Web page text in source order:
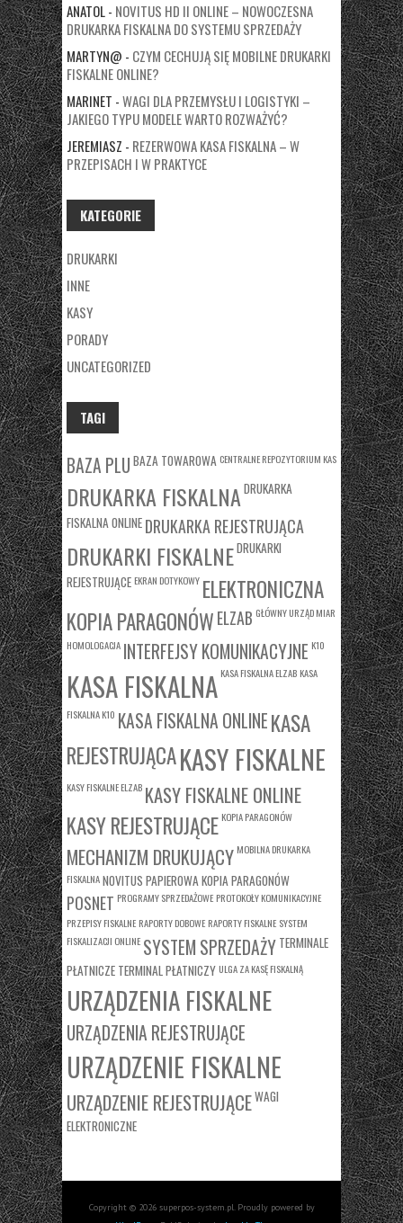
ANATOL- NOVITUS HD II ONLINE – NOWOCZESNA
DRUKARKA FISKALNA DO SYSTEMU SPRZEDAŻY
MARTYN@ - CZYM CECHUJĄ SIĘ MOBILNE DRUKARKI
FISKALNE ONLINE?
MARINET -WAGI DLA PRZEMYSŁU I LOGISTYKI –
JAKIEGO TYPU MODELE WARTO ROZWAŻYĆ?
JEREMIASZ - REZERWOWA KASA FISKALNA – W
PRZEPISACH I W PRAKTYCE
KATEGORIE
DRUKARKI
INNE
KASY
PORADY
UNCATEGORIZED
TAGI
BAZA PLU BAZA TOWAROWA CENTRALNE REPOZYTORIUM KAS
DRUKARKA FISKALNA DRUKARKA
FISKALNA ONLINE DRUKARKA REJESTRUJĄCA
DRUKARKI FISKALNEDRUKARKI
REJESTRUJĄCE EKRAN DOTYKOWY ELEKTRONICZNA
KOPIA PARAGONÓWELZAB GŁÓWNY URZĄD MIAR
HOMOLOGACJA INTERFEJSY KOMUNIKACYJNE K10
KASA FISKALNA KASA FISKALNA ELZAB KASA
FISKALNA K10 KASA FISKALNA ONLINEKASA
REJESTRUJĄCAKASY FISKALNE
KASY FISKALNE ELZAB KASY FISKALNE ONLINE
KASY REJESTRUJĄCE KOPIA PARAGONÓW
MECHANIZM DRUKUJĄCY MOBILNA DRUKARKA
FISKALNANOVITUS PAPIEROWA KOPIA PARAGONÓW
POSNET PROGRAMY SPRZEDAŻOWE PROTOKOŁY KOMUNIKACYJNE
PRZEPISY FISKALNE RAPORTY DOBOWE RAPORTY FISKALNE SYSTEM
FISKALIZACJI ONLINE SYSTEM SPRZEDAŻY TERMINALE
PŁATNICZE TERMINAL PŁATNICZY ULGA ZA KASĘ FISKALNĄ
URZĄDZENIA FISKALNE
URZĄDZENIA REJESTRUJĄCE
URZĄDZENIE FISKALNE
URZĄDZENIE REJESTRUJĄCEWAGI
ELEKTRONICZNE
Copyright © 2026 superpos-system.pl. Proudly powered by